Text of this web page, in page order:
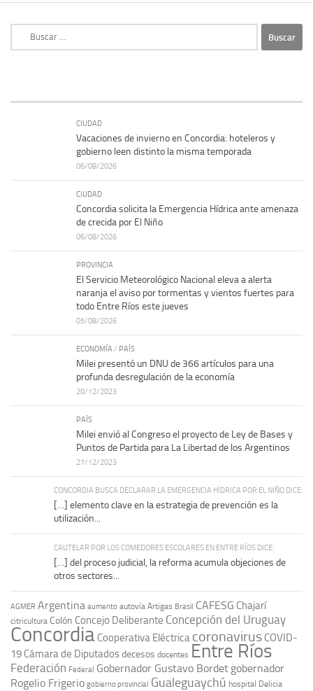
CIUDAD
Vacaciones de invierno en Concordia: hoteleros y
gobierno leen distinto la misma temporada
06/08/2026
CIUDAD
Concordia solicita la Emergencia Hídrica ante amenaza
de crecida por El Niño
06/08/2026
PROVINCIA
El Servicio Meteorológico Nacional eleva a alerta
naranja el aviso por tormentas y vientos fuertes para
todo Entre Ríos este jueves
05/08/2026
ECONOMÍA / PAÍS
Milei presentó un DNU de 366 artículos para una
profunda desregulación de la economía
20/12/2023
PAÍS
Milei envió al Congreso el proyecto de Ley de Bases y
Puntos de Partida para La Libertad de los Argentinos
27/12/2023
CONCORDIA BUSCA DECLARAR LA EMERGENCIA HÍDRICA POR EL NIÑO DICE:
[…] elemento clave en la estrategia de prevención es la
utilización...
CAUTELAR POR LOS COMEDORES ESCOLARES EN ENTRE RÍOS DICE:
[…] del proceso judicial, la reforma acumula objeciones de
otros sectores...
AGMER Argentina aumento autovía Artigas Brasil CAFESG Chajarí
citricultura Colón Concejo Deliberante Concepción del Uruguay
Concordia Cooperativa Eléctrica coronavirus COVID-
19 Cámara de Diputadosdecesos docentes Entre Ríos
Federación Federal Gobernador Gustavo Bordet gobernador
Rogelio Frigerio gobierno provincial Gualeguaychú hospital Delicia